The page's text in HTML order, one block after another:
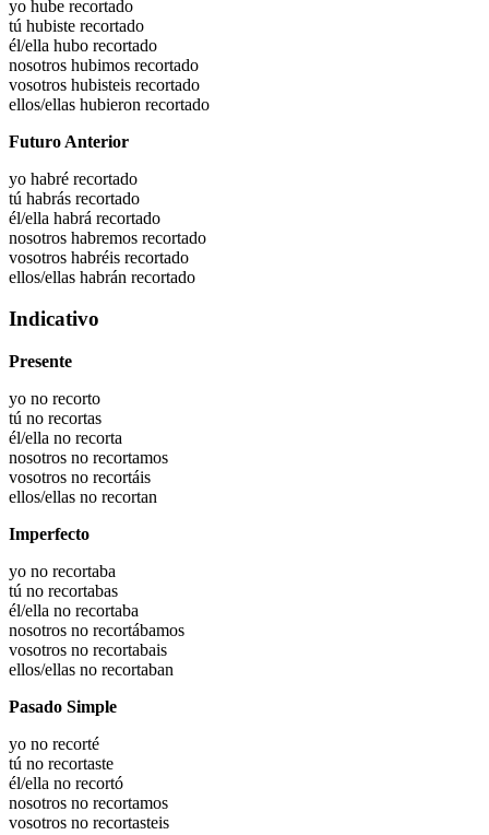
yo hube recortado
tú hubiste recortado
él/ella hubo recortado
nosotros hubimos recortado
vosotros hubisteis recortado
ellos/ellas hubieron recortado
Futuro Anterior
yo habré recortado
tú habrás recortado
él/ella habrá recortado
nosotros habremos recortado
vosotros habréis recortado
ellos/ellas habrán recortado
Indicativo
Presente
yo no recorto
tú no recortas
él/ella no recorta
nosotros no recortamos
vosotros no recortáis
ellos/ellas no recortan
Imperfecto
yo no recortaba
tú no recortabas
él/ella no recortaba
nosotros no recortábamos
vosotros no recortabais
ellos/ellas no recortaban
Pasado Simple
yo no recorté
tú no recortaste
él/ella no recortó
nosotros no recortamos
vosotros no recortasteis